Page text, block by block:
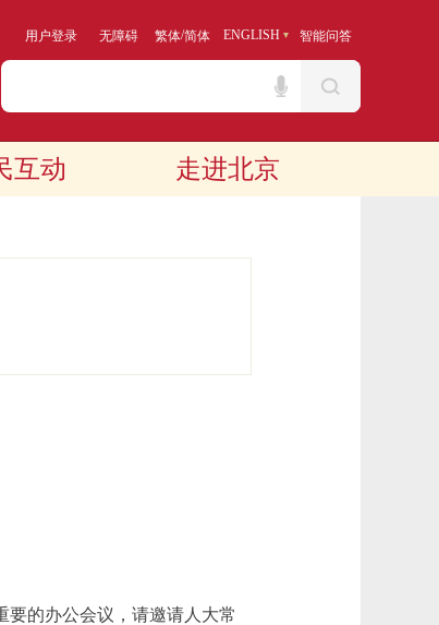
用户登录 无障碍 繁体/简体 ENGLISH 智能问答
互动 走进北京
的办公会议，请邀请人大常